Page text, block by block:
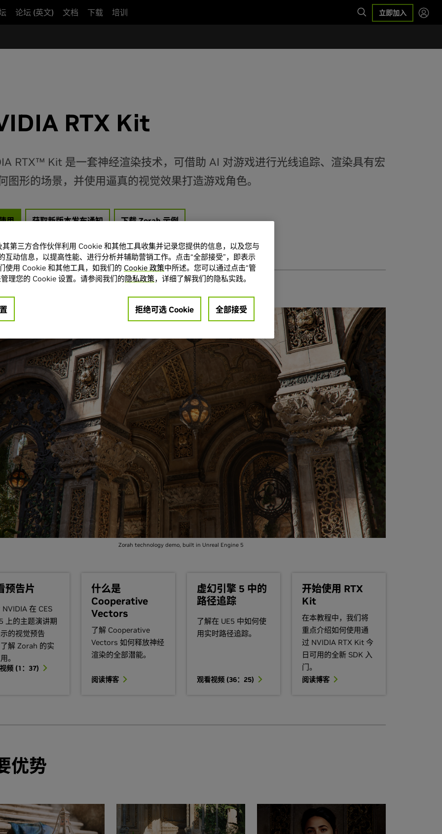
论坛 (英文) 文档 下载 培训 立即加入
RTX Kit
RTX™ Kit 是一套神经渲染技术，可借助 AI 对游戏进行光线追踪、渲染具有宏
图形的场景，并使用逼真的视觉效果打造游戏角色。
用 获取新版本发布通知 下载 Zorah 示例
Zorah technology demo, built in Unreal Engine 5
预告片
NVIDIA 在 CES
上的主题演讲期
的视觉预告
解 Zorah 的实
。
频 (1：37)
什么是
Cooperative
Vectors
了解 Cooperative
Vectors 如何释放神经
渲染的全部潜能。
阅读博客
虚幻引擎 5 中的
路径追踪
了解在 UE5 中如何使
用实时路径追踪。
观看视频 (36：25)
开始使用 RTX
Kit
在本教程中，我们将
重点介绍如何使用通
过 NVIDIA RTX Kit 今
日可用的全新 SDK 入
门。
阅读博客
优势
其第三方合作伙伴利用 Cookie 和其他工具收集并记录您提供的信息，以及您与
互动信息，以提高性能、进行分析并辅助营销工作。点击“全部接受”，即表示
使用 Cookie 和其他工具，如我们的 Cookie 政策中所述。您可以通过点击“管
理您的 Cookie 设置。请参阅我们的隐私政策，详细了解我们的隐私实践。
拒绝可选 Cookie 全部接受